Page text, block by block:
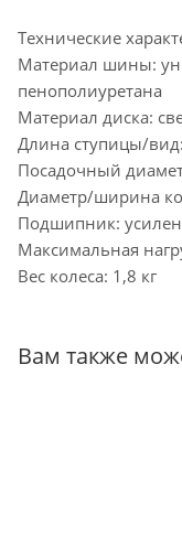
Технические
Материал шины:
пенополиуретана
Материал диска:
Длина ступицы/
Посадочный
Диаметр/ширина
Подшипник:
Максимальная
Вес колеса: 1,8 кг
Вам также